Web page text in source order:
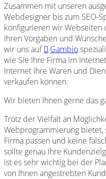
Zusammen mit unseren
Webdesigner bis zum SEO-
konfigurieren wir Webseiten
Ihren Vorgaben und
wir uns auf
Gambio
wie Sie Ihre Firma im
Internet Ihre Waren und
verkaufen können.
Wir bieten Ihnen gerne das
Trotz der Vielfalt an
Webprogrammierung
Firma passen und keine
sollte genau Ihre
ist es sehr wichtig bei der
von Ihnen angestrebten